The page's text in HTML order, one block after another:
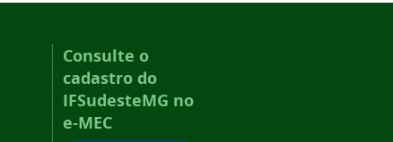
Consulte o
cadastro do
IFSudesteMG no
e-MEC